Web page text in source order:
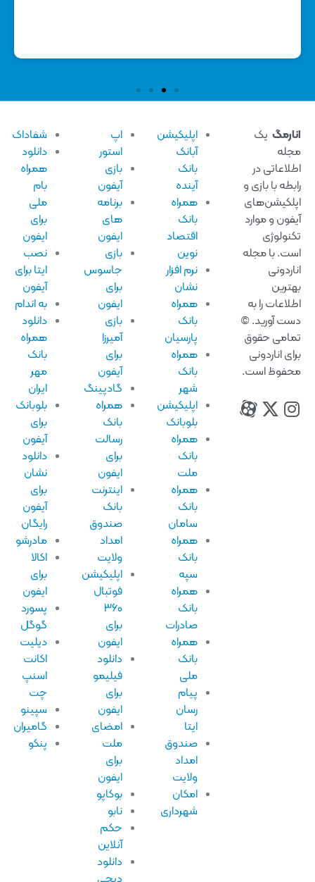
یک
در
با بازی و
و موارد
با مجله
را به
آورید. ©
حقوق
اناردونی
است.
اپلیکیشن
آبانک
آینده
همراه
اقتصاد
نرم افزار
نشان
همراه
پارسیان
همراه
اپلیکیشن
بلوبانک
همراه
همراه
سامان
همراه
همراه
صادرات
همراه
پیام
رسان
صندوق
امداد
ولایت
امکان
شهرداری
اپ
استور
بازی
آیفون
برنامه
ایفون
بازی
جاسوس
ایفون
بازی
آیفون
گادپینگ
همراه
رسالت
ایفون
اینترنت
صندوق
امداد
ولایت
اپلیکیشن
فوتبال
ایفون
دانلود
فیلیمو
ایفون
امضای
ایفون
بوکاپو
نابو
حکم
آنلاین
دانلود
شفاداک
دانلود
همراه
ایفون
نصب
ایتا برای
آیفون
به اندام
دانلود
همراه
بلوبانک
آیفون
دانلود
نشان
آیفون
رایگان
مادرشو
اکالا
ایفون
پسورد
گوگل
دیلیت
اکانت
اسنپ
سپینو
گامیران
پنکو